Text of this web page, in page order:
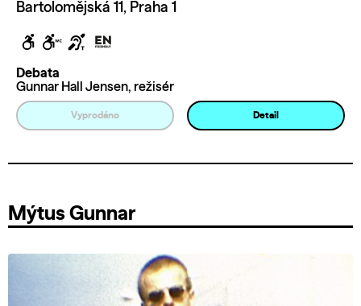
Bartolomějská 11, Praha 1
Debata
Gunnar Hall Jensen, režisér
Vyprodáno Detail
Mýtus Gunnar